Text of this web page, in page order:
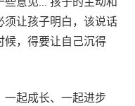
让孩子明白，该说话
候，得要让自己沉得
起成长、一起进步